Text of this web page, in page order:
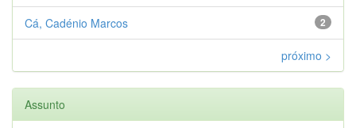
2
Cá, Cadénio Marcos
próximo >
Assunto